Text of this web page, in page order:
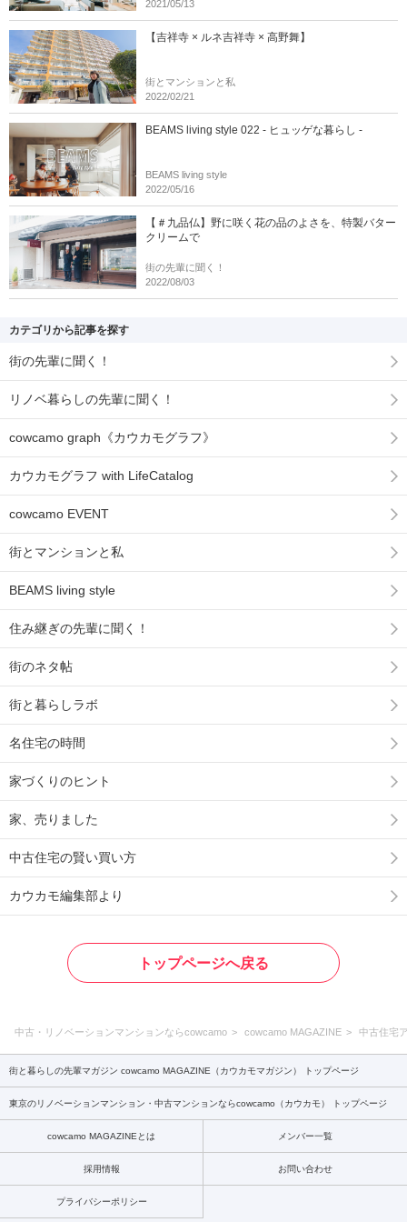
2021/05/13
【吉祥寺 × ルネ吉祥寺 × 高野舞】
街とマンションと私
2022/02/21
BEAMS living style 022 - ヒュッゲな暮らし -
BEAMS living style
2022/05/16
【＃九品仏】野に咲く花の品のよさを、特製バター
クリームで
街の先輩に聞く！
2022/08/03
カテゴリから記事を探す
街の先輩に聞く！
リノベ暮らしの先輩に聞く！
cowcamo graph《カウカモグラフ》
カウカモグラフ with LifeCatalog
cowcamo EVENT
街とマンションと私
BEAMS living style
住み継ぎの先輩に聞く！
街のネタ帖
街と暮らしラボ
名住宅の時間
家づくりのヒント
家、売りました
中古住宅の賢い買い方
カウカモ編集部より
トップページへ戻る
中古・リノベーションマンションならcowcamo cowcamo MAGAZINE 中古住宅
街と暮らしの先輩マガジン cowcamo MAGAZINE（カウカモマガジン） トップページ
東京のリノベーションマンション・中古マンションならcowcamo（カウカモ） トップページ
cowcamo MAGAZINEとは メンバー一覧
採用情報 お問い合わせ
プライバシーポリシー